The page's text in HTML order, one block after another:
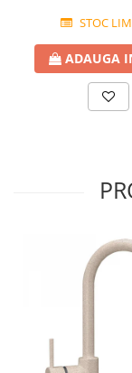
STOC
ADAUGA